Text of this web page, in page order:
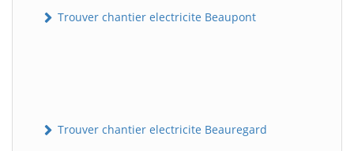
Trouver chantier electricite Beaupont
Trouver chantier electricite Beauregard